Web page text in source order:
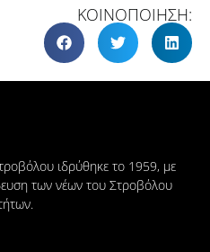
ΚΟΙΝΟΠΟΙΗΣΗ:
ιδρύθηκε το 1959, με
των νέων του Στροβόλου